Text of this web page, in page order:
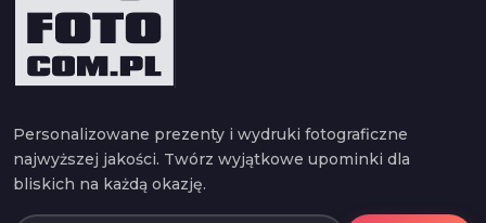
Personalizowane prezenty i wydruki fotograficzne
najwyższej jakości. Twórz wyjątkowe upominki dla
bliskich na każdą okazję.